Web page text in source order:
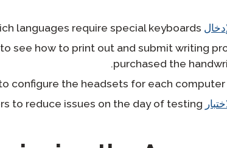
to see how to print out and submit writing
purchased the